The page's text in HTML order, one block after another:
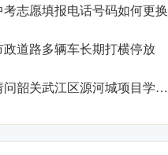
考志愿填报电话号码如何更换
政道路多辆车长期打横停放
韶关武江区源河城项目学区划分